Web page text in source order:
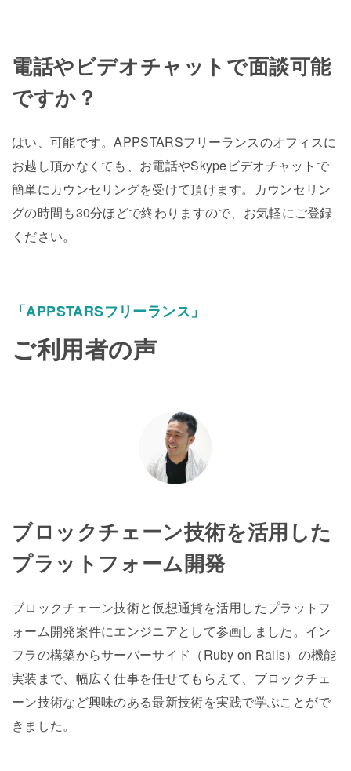
電話やビデオチャットで面談可能
ですか？
はい、可能です。APPSTARSフリーランスのオフィスに
お越し頂かなくても、お電話やSkypeビデオチャットで
簡単にカウンセリングを受けて頂けます。カウンセリン
グの時間も30分ほどで終わりますので、お気軽にご登録
ください。
「APPSTARSフリーランス」
ご利用者の声
ブロックチェーン技術を活用した
プラットフォーム開発
ブロックチェーン技術と仮想通貨を活用したプラットフ
ォーム開発案件にエンジニアとして参画しました。イン
フラの構築からサーバーサイド（Ruby on Rails）の機能
実装まで、幅広く仕事を任せてもらえて、ブロックチェ
ーン技術など興味のある最新技術を実践で学ぶことがで
きました。